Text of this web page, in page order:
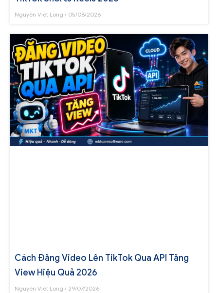
Nguyễn Viết Long 05/08/2026
Cách Đăng Video Lên TikTok Qua API Tăng
View Hiệu Quả 2026
Nguyễn Viết Long 29/07/2026